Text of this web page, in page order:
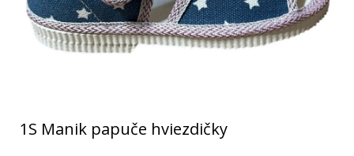
1S Manik papuče hviezdičky